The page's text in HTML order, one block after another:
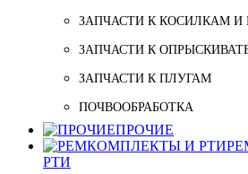
ЗАПЧАСТИ К КОСИЛКАМ
ЗАПЧАСТИ К
ЗАПЧАСТИ К ПЛУГАМ
ПОЧВООБРАБОТКА
ПРОЧИЕ
РТИ